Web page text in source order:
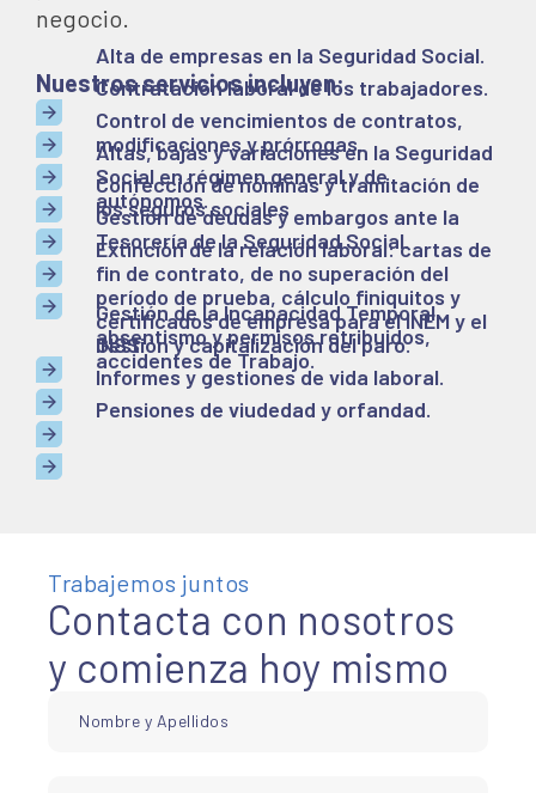
negocio.
Nuestros servicios incluyen:
Alta de empresas en la Seguridad Social.
Contratación laboral de los trabajadores.
Control de vencimientos de contratos,
modificaciones y prórrogas.
Altas, bajas y variaciones en la Seguridad
Social en régimen general y de
autónomos.
Confección de nóminas y tramitación de
los seguros sociales
Gestión de deudas y embargos ante la
Tesorería de la Seguridad Social.
Extinción de la relación laboral: cartas de
fin de contrato, de no superación del
período de prueba, cálculo finiquitos y
certificados de empresa para el INEM y el
INSS.
Gestión de la Incapacidad Temporal,
absentismo y permisos retribuidos,
accidentes de Trabajo.
Gestión y capitalización del paro.
Informes y gestiones de vida laboral.
Pensiones de viudedad y orfandad.
Trabajemos juntos
Contacta con nosotros
y comienza hoy mismo